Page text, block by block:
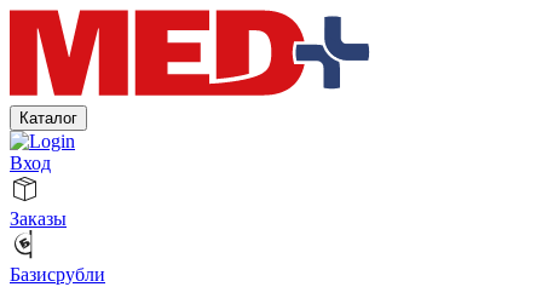
Каталог
Вход
Заказы
Базисрубли